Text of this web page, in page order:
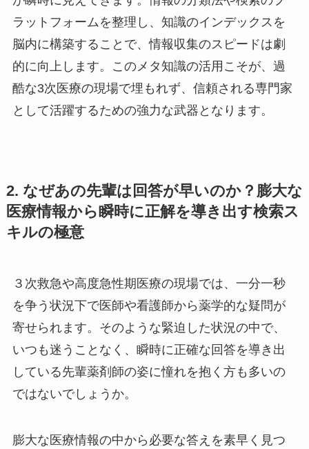
ラットフォームを整理し、知識のインデックスを
脳内に構築することで、情報収集のスピードは劇
的に向上します。このメタ知識の活用こそが、過
酷な3次医療の現場で埋もれず、信頼される専門家
として活躍するための強力な武器となります。
2. なぜあの先輩は回答が早いのか？膨大な
医療情報から瞬時に正解を導き出す検索ス
キルの極意
３次救急や高度急性期医療の現場では、一分一秒
を争う状況下で医師や看護師から薬学的な疑問が
寄せられます。そのような緊迫した状況の中で、
いつも迷うことなく、瞬時に正確な回答を導き出
している先輩薬剤師の姿に憧れを抱く方も多いの
ではないでしょうか。
膨大な医療情報の中から必要な答えを素早く見つ